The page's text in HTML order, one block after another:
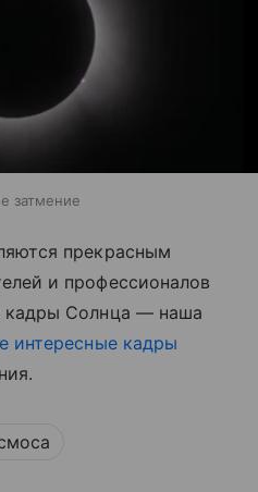
затмение
прекрасным
и профессионалов
кадры Солнца — наша
интересные кадры